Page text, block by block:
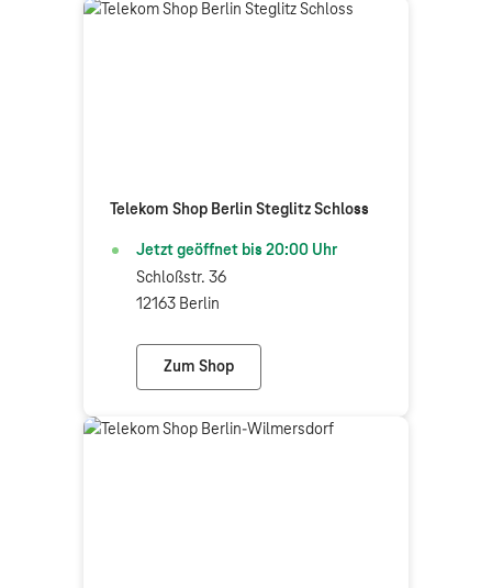
Telekom Shop Berlin Steglitz Schloss
Jetzt geöffnet bis 20:00 Uhr
Schloßstr. 36
12163 Berlin
Zum Shop
Telekom Shop Berlin Steglitz Schloss